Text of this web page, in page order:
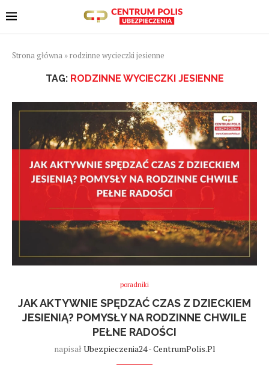
Strona główna »rodzinne wycieczki jesienne
TAG: RODZINNE WYCIECZKI JESIENNE
poradniki
JAK AKTYWNIE SPĘDZAĆ CZAS Z DZIECKIEM
JESIENIĄ? POMYSŁY NA RODZINNE CHWILE
PEŁNE RADOŚCI
napisał Ubezpieczenia24 - CentrumPolis.pl